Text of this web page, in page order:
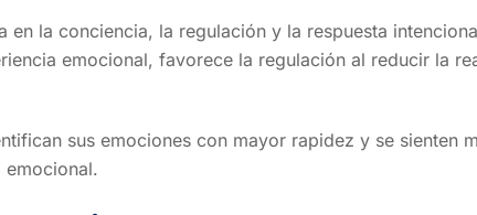
en la conciencia, la regulación y la respuesta
emocional, favorece la regulación al reducir la
sus emociones con mayor rapidez y se sienten